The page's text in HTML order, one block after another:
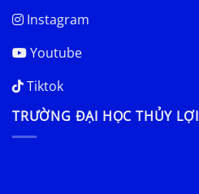
Instagram
Youtube
Tiktok
TRƯỜNG ĐẠI HỌC THỦY LỢI